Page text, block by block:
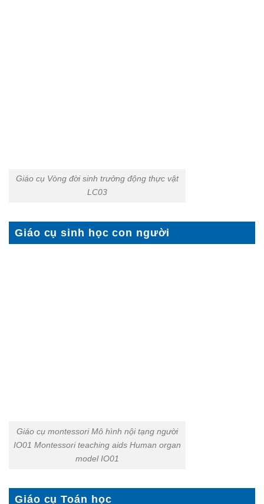
Giáo cụ Vòng đời sinh trưởng động thực vật
LC03
Giáo cụ sinh học con người
Giáo cụ montessori Mô hình nội tạng người
IO01 Montessori teaching aids Human organ
model IO01
Giáo cụ Toán học